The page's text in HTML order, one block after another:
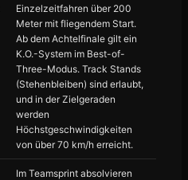
Einzelzeitfahren über 200
Meter mit fliegendem Start.
Ab dem Achtelfinale gilt ein
K.O.-System im Best-of-
Three-Modus. Track Stands
(Stehenbleiben) sind erlaubt,
und in der Zielgeraden
werden
Höchstgeschwindigkeiten
von über 70 km/h erreicht.
Im Teamsprint absolvieren